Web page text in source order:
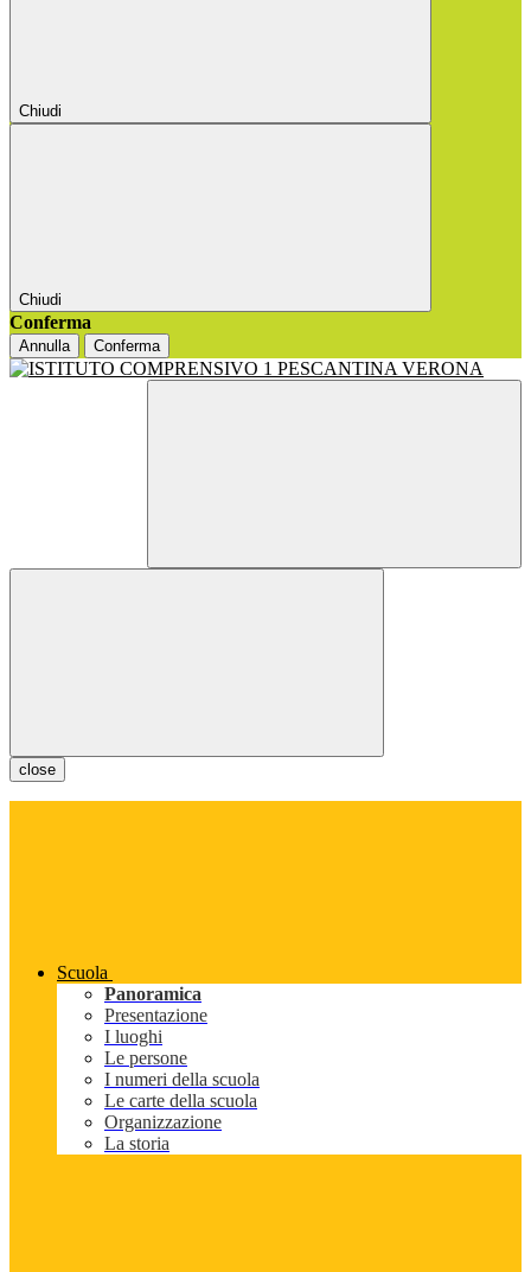
Chiudi
Chiudi
Conferma
Annulla Conferma
close
Scuola
Panoramica
Presentazione
I luoghi
Le persone
I numeri della scuola
Le carte della scuola
Organizzazione
La storia